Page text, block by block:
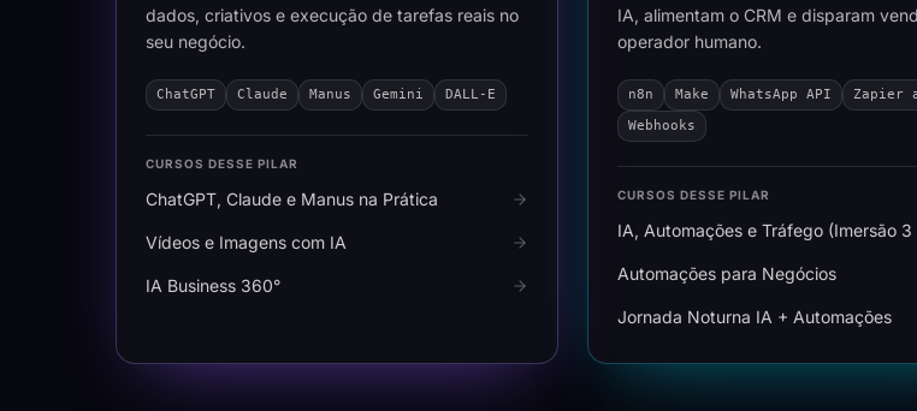
dados, criativos e execução de tarefas reais no
seu negócio.
ChatGPT Claude Manus Gemini DALL-E
CURSOS DESSE PILAR
ChatGPT, Claude e Manus na Prática
Vídeos e Imagens com IA
IA Business 360°
IA, alimentam o CRM e disparam
operador humano.
n8n Make WhatsApp API
Zapier
Webhooks
CURSOS DESSE PILAR
IA, Automações e Tráfego (Imersão 3
Automações para Negócios
Jornada Noturna IA + Automações